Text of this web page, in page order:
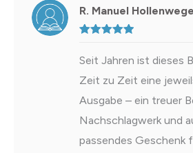
R. Manuel
Seit Jahren ist dieses
Zeit zu Zeit eine
Ausgabe – ein treuer
Nachschlagwerk und
passendes Geschenk